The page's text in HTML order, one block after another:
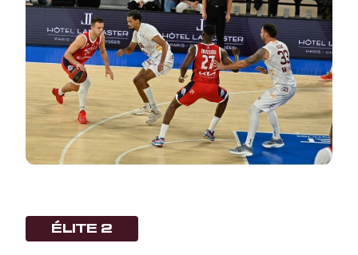
ÉLITE 2